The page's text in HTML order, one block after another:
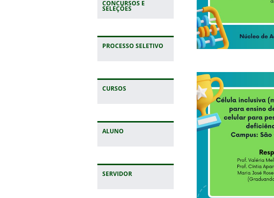
CONCURSOS E
SELEÇÕES
PROCESSO SELETIVO
CURSOS
ALUNO
SERVIDOR